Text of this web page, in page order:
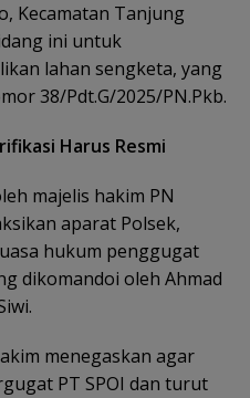
Kecamatan Tanjung
ini untuk
lahan sengketa, yang
38/Pdt.G/2025/PN.Pkb.
Harus Resmi
majelis hakim PN
aparat Polsek,
hukum penggugat
dikomandoi oleh Ahmad
menegaskan agar
PT SPOI dan turut